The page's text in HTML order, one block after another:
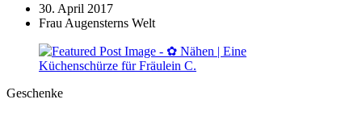
30. April 2017
Frau Augensterns Welt
Geschenke